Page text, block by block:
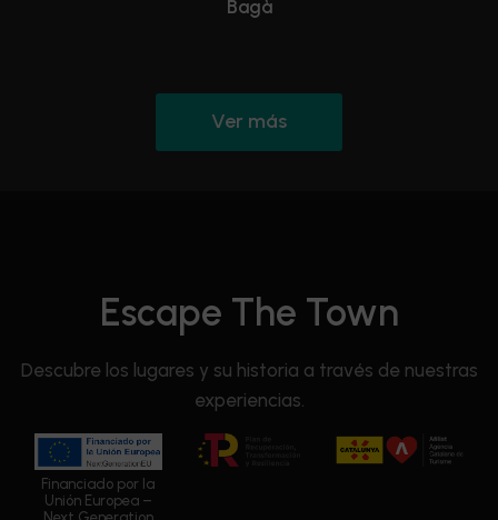
Bagà
Ver más
Escape The Town
Descubre los lugares y su historia a través de nuestras
experiencias.
Financiado por la
Unión Europea –